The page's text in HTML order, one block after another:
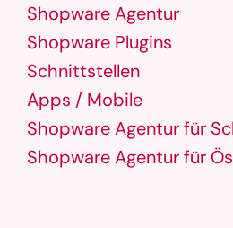
Shopware Agentur
Shopware Plugins
Schnittstellen
Apps / Mobile
Shopware Agentur für
Shopware Agentur für